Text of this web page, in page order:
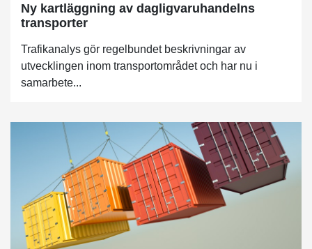
Ny kartläggning av dagligvaruhandelns
transporter
Trafikanalys gör regelbundet beskrivningar av
utvecklingen inom transportområdet och har nu i
samarbete...